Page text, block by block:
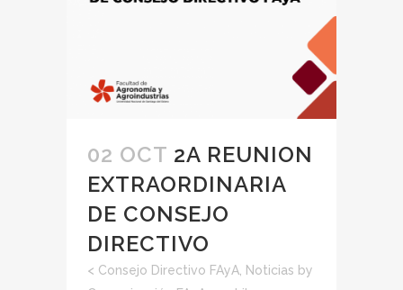
02 OCT 2A REUNION
EXTRAORDINARIA
DE CONSEJO
DIRECTIVO
< Consejo Directivo FAyA Noticias by